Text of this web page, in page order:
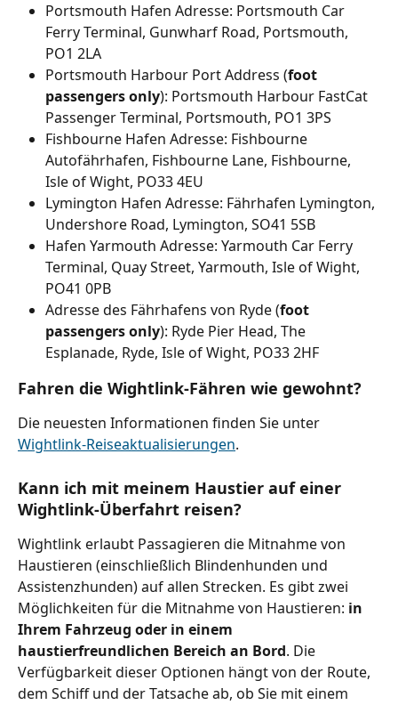
Portsmouth Hafen Adresse: Portsmouth Car
Ferry Terminal, Gunwharf Road, Portsmouth,
PO1 2LA
Portsmouth Harbour Port Address (foot
passengers only): Portsmouth Harbour FastCat
Passenger Terminal, Portsmouth, PO1 3PS
Fishbourne Hafen Adresse: Fishbourne
Autofährhafen, Fishbourne Lane, Fishbourne,
Isle of Wight, PO33 4EU
Lymington Hafen Adresse: Fährhafen Lymington,
Undershore Road, Lymington, SO41 5SB
Hafen Yarmouth Adresse: Yarmouth Car Ferry
Terminal, Quay Street, Yarmouth, Isle of Wight,
PO41 0PB
Adresse des Fährhafens von Ryde (foot
passengers only): Ryde Pier Head, The
Esplanade, Ryde, Isle of Wight, PO33 2HF
Fahren die Wightlink-Fähren wie gewohnt?
Die neuesten Informationen finden Sie unter
Wightlink-Reiseaktualisierungen.
Kann ich mit meinem Haustier auf einer
Wightlink-Überfahrt reisen?
Wightlink erlaubt Passagieren die Mitnahme von
Haustieren (einschließlich Blindenhunden und
Assistenzhunden) auf allen Strecken. Es gibt zwei
Möglichkeiten für die Mitnahme von Haustieren: in
Ihrem Fahrzeug oder in einem
haustierfreundlichen Bereich an Bord. Die
Verfügbarkeit dieser Optionen hängt von der Route,
dem Schiff und der Tatsache ab, ob Sie mit einem